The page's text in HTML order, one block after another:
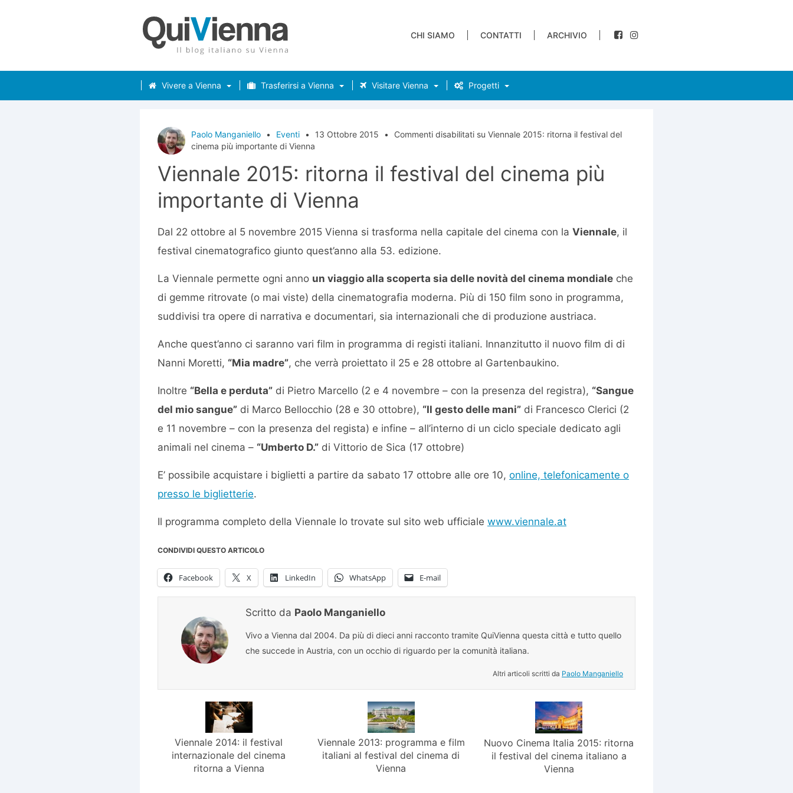
CHI SIAMO CONTATTI ARCHIVIO
Vivere a Vienna Trasferirsi a Vienna Visitare Vienna Progetti
Paolo Manganiello • Eventi • 13 Ottobre 2015 • Commenti disabilitatisu Viennale 2015: ritorna il festival del
cinema più importante di Vienna
Viennale 2015: ritorna il festival del cinema più
importante di Vienna
Dal 22 ottobre al 5 novembre 2015 Vienna si trasforma nella capitale del cinema con la Viennale, il
festival cinematografico giunto quest’anno alla 53. edizione.
La Viennale permette ogni anno un viaggio alla scoperta sia delle novità del cinema mondiale che
di gemme ritrovate (o mai viste) della cinematografia moderna. Più di 150 film sono in programma,
suddivisi tra opere di narrativa e documentari, sia internazionali che di produzione austriaca.
Anche quest’anno ci saranno vari film in programma di registi italiani. Innanzitutto il nuovo film di di
Nanni Moretti, “Mia madre”, che verrà proiettato il 25 e 28 ottobre al Gartenbaukino.
Inoltre “Bella e perduta” di Pietro Marcello (2 e 4 novembre – con la presenza del registra), “Sangue
del mio sangue” di Marco Bellocchio (28 e 30 ottobre), “Il gesto delle mani” di Francesco Clerici (2
e 11 novembre – con la presenza del regista) e infine – all’interno di un ciclo speciale dedicato agli
animali nel cinema – “Umberto D.” di Vittorio de Sica (17 ottobre)
E’ possibile acquistare i biglietti a partire da sabato 17 ottobre alle ore 10, online, telefonicamente o
presso le biglietterie.
Il programma completo della Viennale lo trovate sul sito web ufficiale www.viennale.at
CONDIVIDI QUESTO ARTICOLO
Facebook X LinkedIn WhatsApp E-mail
Scritto da Paolo Manganiello
Vivo a Vienna dal 2004. Da più di dieci anni racconto tramite QuiVienna questa città e tutto quello
che succede in Austria, con un occhio di riguardo per la comunità italiana.
Altri articoli scritti da Paolo Manganiello
Viennale 2014: il festival
internazionale del cinema
ritorna a Vienna
Viennale 2013: programma e film
italiani al festival del cinema di
Vienna
Nuovo Cinema Italia 2015: ritorna
il festival del cinema italiano a
Vienna